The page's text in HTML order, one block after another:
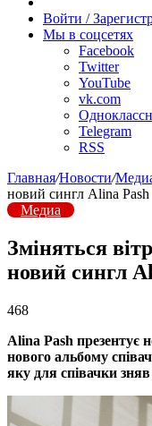
радио
Войти /
Мы в соцсетях
Facebook
Twitter
YouTube
vk.com
Telegram
RSS
Главная/Новости/
новий сингл Alina Pash
Медиа
Зміняться
новий сингл
468
Alina Pash презентує
нового альбому
яку для співачки